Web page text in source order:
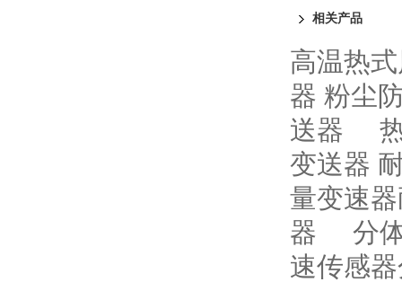
相关产品
高温热
器 粉尘
送器
变送器
量变速
器
分
速传感